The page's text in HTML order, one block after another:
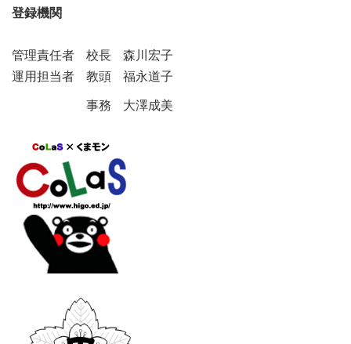
登録機関
管理責任者 校長 森川宏子
運用担当者 教頭 福永道子
事務 大澤成美